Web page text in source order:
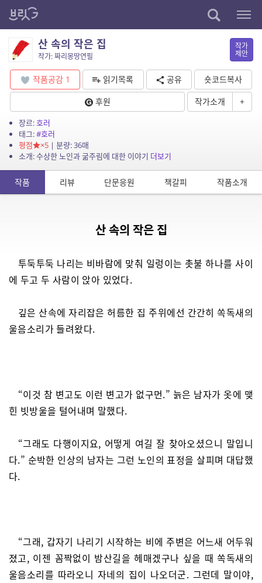
산 속의 작은 집
작가: 짜리몽땅연필
작가
제안
작품공감 1 읽기목록 공유
숏코드복사
후원
작가소개 +
장르:호러
태그:#호러
평점
×5| 분량: 36매
소개: 수상한 노인과 굶주림에 대한 이야기 더보기
작품 리뷰 단문응원 책갈피 작품소개
산 속의 작은 집
투둑투둑 나리는 비바람에 맞춰 일렁이는 촛불 하나를 사이
에 두고 두 사람이 앉아 있었다.
깊은 산속에 자리잡은 허름한 집 주위에선 간간히 쏙독새의
울음소리가 들려왔다.
“이것 참 변고도 이런 변고가 없구먼.” 늙은 남자가 옷에 맺
힌 빗방울을 털어내며 말했다.
“그래도 다행이지요, 어떻게 여길 잘 찾아오셨으니 말입니
다.” 순박한 인상의 남자는 그런 노인의 표정을 살피며 대답했
다.
“그래, 갑자기 나리기 시작하는 비에 주변은 어느새 어두워
졌고, 이젠 꼼짝없이 밤산길을 헤매겠구나 싶을 때 쏙독새의
울음소리를 따라오니 자네의 집이 나오더군. 그런데 말이야,